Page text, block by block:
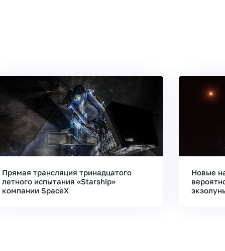
Прямая трансляция тринадцатого
летного испытания «Starship»
компании SpaceX
Новые